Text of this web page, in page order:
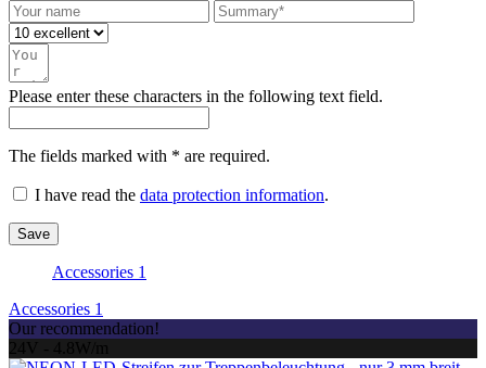
Please enter these characters in the following text field.
The fields marked with * are required.
I have read the data protection information.
Save
Accessories 1
Accessories 1
Our recommendation!
24V - 4.8W/m